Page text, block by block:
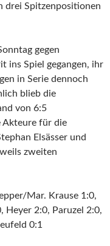
drei Spitzenpositionen
gegen
ins Spiel gegangen, ihr
in Serie dennoch
blieb die
von 6:5
Akteure für die
Elsässer und
zweiten
Mar. Krause 1:0,
Heyer 2:0, Paruzel 2:0,
0:1